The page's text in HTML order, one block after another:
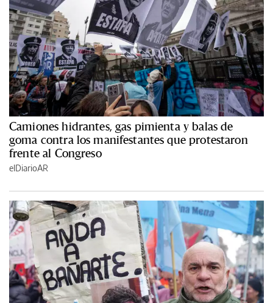
Camiones hidrantes, gas pimienta y balas de
goma contra los manifestantes que protestaron
frente al Congreso
elDiarioAR